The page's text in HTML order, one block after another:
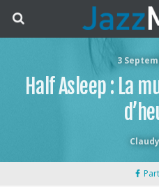
3
Half Asleep : La